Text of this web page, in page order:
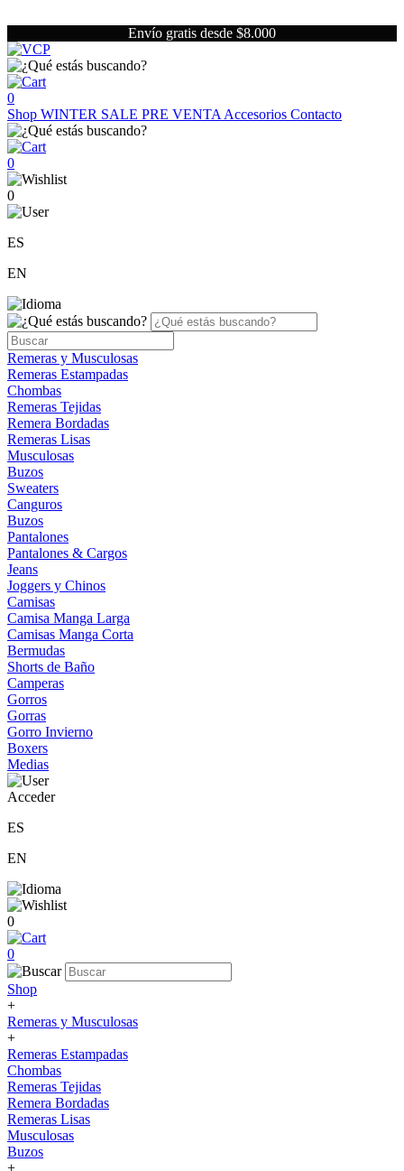
Envío gratis desde $8.000
0
Shop WINTER SALE PRE VENTA Accesorios Contacto
0
0
ES
EN
Remeras y Musculosas
Remeras Estampadas
Chombas
Remeras Tejidas
Remera Bordadas
Remeras Lisas
Musculosas
Buzos
Sweaters
Canguros
Buzos
Pantalones
Pantalones & Cargos
Jeans
Joggers y Chinos
Camisas
Camisa Manga Larga
Camisas Manga Corta
Bermudas
Shorts de Baño
Camperas
Gorros
Gorras
Gorro Invierno
Boxers
Medias
Acceder
ES
EN
0
0
Shop
+
Remeras y Musculosas
+
Remeras Estampadas
Chombas
Remeras Tejidas
Remera Bordadas
Remeras Lisas
Musculosas
Buzos
+